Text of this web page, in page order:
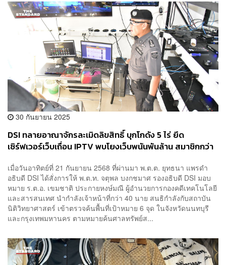
30 กันยายน 2025
DSI ทลายอาณาจักรละเมิดลิขสิทธิ์ บุกโกดัง 5 ไร่ ยึด
เซิร์ฟเวอร์เว็บเถื่อน IPTV พบโยงเว็บพนันพันล้าน สมาชิกกว่า
เมื่อวันอาทิตย์ที่ 21 กันยายน 2568 ที่ผ่านมา พ.ต.ต. ยุทธนา แพรดำ
อธิบดี DSI ได้สั่งการให้ พ.ต.ท. จตุพล บงกชมาศ รองอธิบดี DSI มอบ
หมาย ร.ต.อ. เขมชาติ ประกายหงษ์มณี ผู้อำนวยการกองคดีเทคโนโลยี
และสารสนเทศ นำกำลังเจ้าหน้าที่กว่า 40 นาย สนธิกำลังกับสถาบัน
นิติวิทยาศาสตร์ เข้าตรวจค้นพื้นที่เป้าหมาย 6 จุด ในจังหวัดนนทบุรี
และกรุงเทพมหานคร ตามหมายค้นศาลทรัพย์ส...